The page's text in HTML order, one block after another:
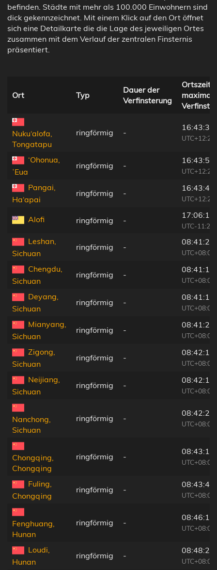
befinden. Städte mit mehr als 100.000 Einwohnern sind
dick gekennzeichnet. Mit einem Klick auf den Ort öffnet
sich eine Detailkarte die die Lage des jeweiligen Ortes
zusammen mit dem Verlauf der zentralen Finsternis
präsentiert.
Ort Typ
Dauer der
Verfinsterung
Ortszeit
Nuku‘alofa,
Tongatapu
ringförmig -
16:43:36
UTC+12:20
‘Ohonua,
ʻEua
ringförmig -
16:43:50
UTC+12:20
Pangai,
Ha‘apai
ringförmig -
16:43:48
UTC+12:20
Alofi ringförmig -
17:06:15
UTC-11:20
Leshan,
Sichuan
ringförmig -
08:41:27
UTC+08:00
Chengdu,
Sichuan
ringförmig -
08:41:14
UTC+08:00
Deyang,
Sichuan
ringförmig -
08:41:16
UTC+08:00
Mianyang,
Sichuan
ringförmig -
08:41:20
UTC+08:00
Zigong,
Sichuan
ringförmig -
08:42:10
UTC+08:00
Neijiang,
Sichuan
ringförmig -
08:42:14
UTC+08:00
Nanchong,
Sichuan
ringförmig -
08:42:25
UTC+08:00
Chongqing,
Chongqing
ringförmig -
08:43:13
UTC+08:00
Fuling,
Chongqing
ringförmig -
08:43:43
UTC+08:00
Fenghuang,
Hunan
ringförmig -
08:46:16
UTC+08:00
Loudi,
Hunan
ringförmig -
08:48:21
UTC+08:00